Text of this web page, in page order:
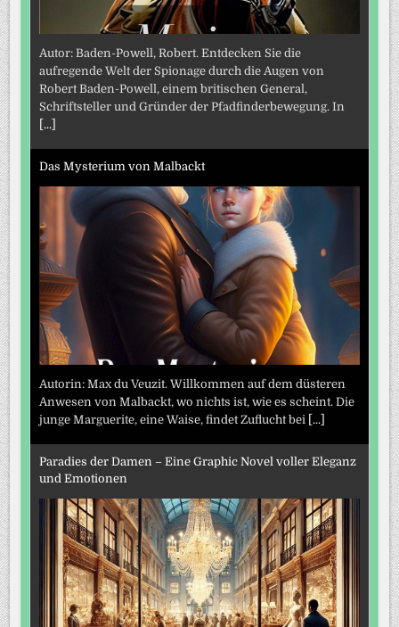
Autor: Baden-Powell, Robert. Entdecken Sie die
aufregende Welt der Spionage durch die Augen von
Robert Baden-Powell, einem britischen General,
Schriftsteller und Gründer der Pfadfinderbewegung. In
[...]
Das Mysterium von Malbackt
Autorin: Max du Veuzit. Willkommen auf dem düsteren
Anwesen von Malbackt, wo nichts ist, wie es scheint. Die
junge Marguerite, eine Waise, findet Zuflucht bei [...]
Paradies der Damen – Eine Graphic Novel voller Eleganz
und Emotionen